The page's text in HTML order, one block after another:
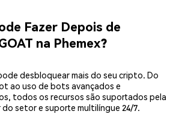
Fazer Depois de
na Phemex?
desbloquear mais do seu cripto. Do
ao uso de bots avançados e
todos os recursos são suportados pela
do setor e suporte multilíngue 24/7.